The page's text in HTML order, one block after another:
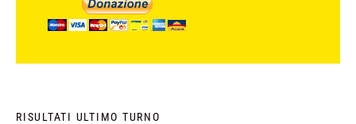
RISULTATI ULTIMO TURNO